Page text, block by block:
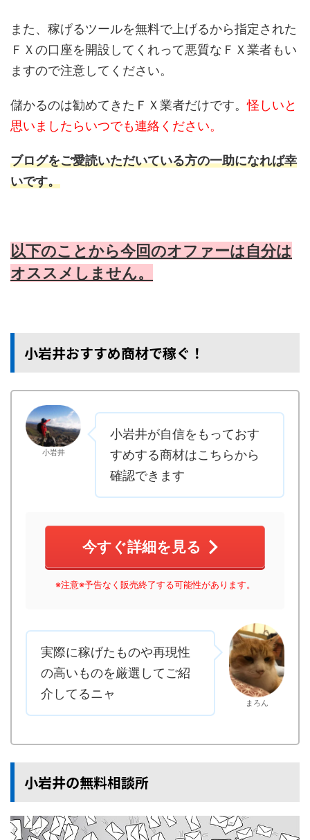
また、稼げるツールを無料で上げるから指定された
ＦＸの口座を開設してくれって悪質なＦＸ業者もい
ますので注意してください。
儲かるのは勧めてきたＦＸ業者だけです。怪しいと
思いましたらいつでも連絡ください。
ブログをご愛読いただいている方の一助になれば幸
いです。
以下のことから今回のオファーは自分は
オススメしません。
小岩井おすすめ商材で稼ぐ！
小岩井
小岩井が自信をもっておす
すめする商材はこちらから
確認できます
今すぐ詳細を見る
※注意※予告なく販売終了する可能性があります。
実際に稼げたものや再現性
の高いものを厳選してご紹
介してるニャ
まろん
小岩井の無料相談所